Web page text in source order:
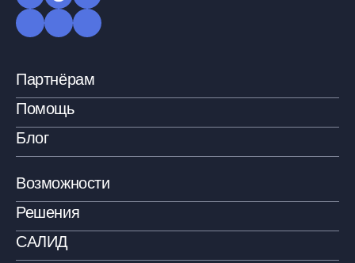
Партнёрам
Помощь
Блог
Возможности
Решения
САЛИД